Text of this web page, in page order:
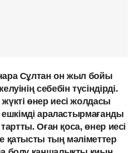
Сұлтан он жыл бойы
себебін түсіндірді.
өнер иесі жолдасы
ешкімді араластырмағанды
тартты. Оған қоса, өнер иесі
қатысты тың мәліметтер